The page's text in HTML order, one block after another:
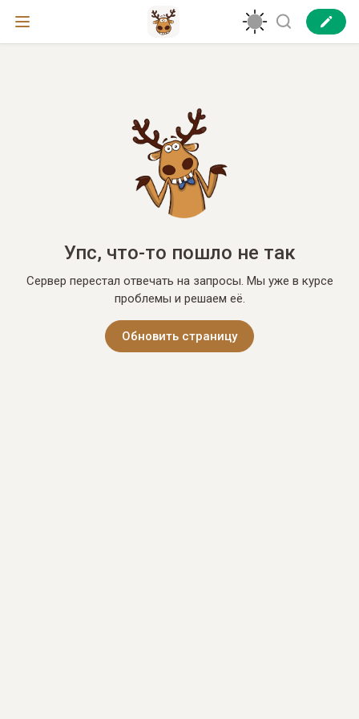
Упс, что-то пошло не так
Сервер перестал отвечать на запросы. Мы уже в курсе
проблемы и решаем её.
Обновить страницу